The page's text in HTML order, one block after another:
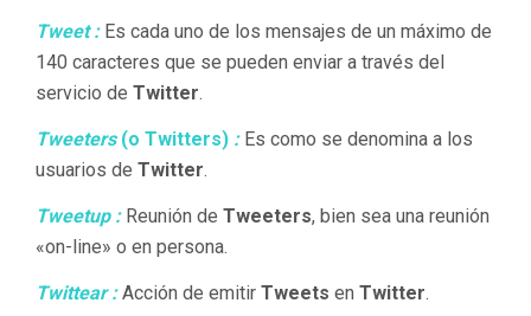
Tweet :Es cada uno de los mensajes de un máximo de
140 caracteres que se pueden enviar a través del
servicio de Twitter.
Tweeters (o Twitters) : Es como se denomina a los
usuarios de Twitter.
Tweetup : Reunión de Tweeters, bien sea una reunión
«on-line» o en persona.
Twittear : Acción de emitir Tweets en Twitter.